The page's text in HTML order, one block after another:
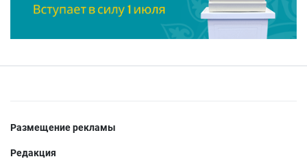
Размещение рекламы
Редакция